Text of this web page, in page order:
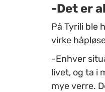
-Det er
På Tyrili ble
virke
-Enhver
livet, og ta i
mye verre.